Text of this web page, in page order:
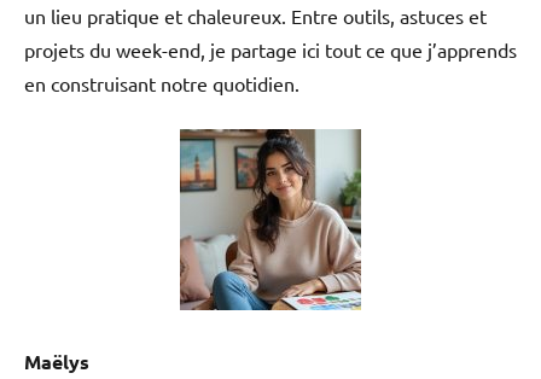
un lieu pratique et chaleureux. Entre outils, astuces et
projets du week-end, je partage ici tout ce que j’apprends
en construisant notre quotidien.
Maëlys